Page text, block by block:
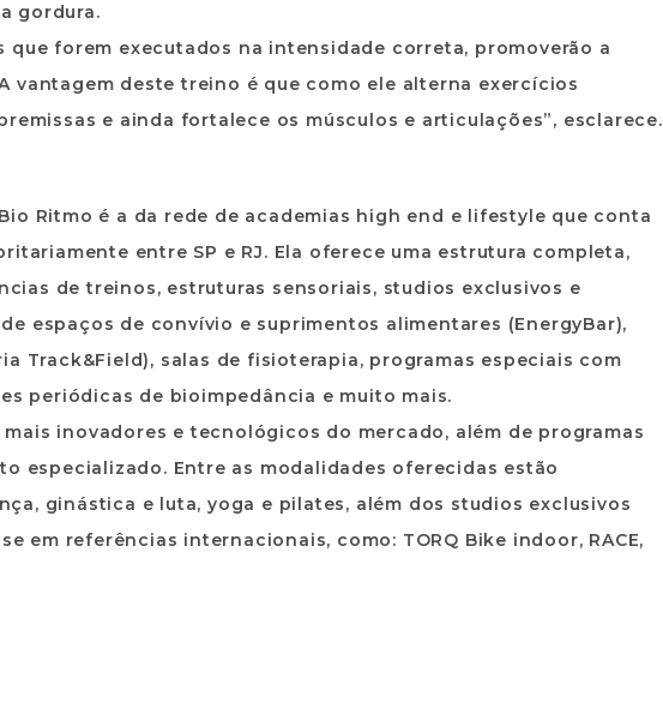
gordura.
forem executados na intensidade correta, promoverão a
vantagem deste treino é que como ele alterna exercícios
e ainda fortalece os músculos e articulações”, esclarece.
Ritmo é a da rede de academias high end e lifestyle que conta
entre SP e RJ. Ela oferece uma estrutura completa,
de treinos, estruturas sensoriais, studios exclusivos e
espaços de convívio e suprimentos alimentares (EnergyBar),
Track&Field), salas de fisioterapia, programas especiais com
periódicas de bioimpedância e muito mais.
inovadores e tecnológicos do mercado, além de programas
especializado. Entre as modalidades oferecidas estão
ginástica e luta, yoga e pilates, além dos studios exclusivos
em referências internacionais, como: TORQ Bike indoor, RACE,